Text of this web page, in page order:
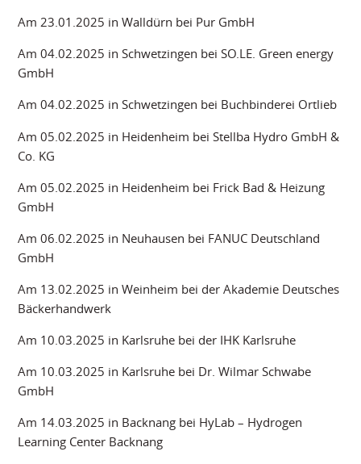
Am 23.01.2025 in Walldürn bei Pur GmbH
Am 04.02.2025 in Schwetzingen bei SO.LE. Green energy
GmbH
Am 04.02.2025 in Schwetzingen bei Buchbinderei Ortlieb
Am 05.02.2025 in Heidenheim bei Stellba Hydro GmbH &
Co. KG
Am 05.02.2025 in Heidenheim bei Frick Bad & Heizung
GmbH
Am 06.02.2025 in Neuhausen bei FANUC Deutschland
GmbH
Am 13.02.2025 in Weinheim bei der Akademie Deutsches
Bäckerhandwerk
Am 10.03.2025 in Karlsruhe bei der IHK Karlsruhe
Am 10.03.2025 in Karlsruhe bei Dr. Wilmar Schwabe
GmbH
Am 14.03.2025 in Backnang bei HyLab – Hydrogen
Learning Center Backnang